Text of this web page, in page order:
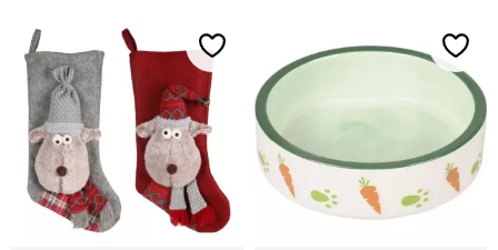
Lägg till i favoriter Lägg